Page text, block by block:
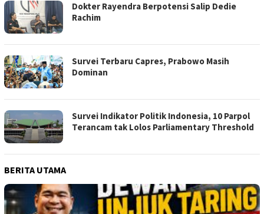
Dokter Rayendra Berpotensi Salip Dedie
Rachim
Survei Terbaru Capres, Prabowo Masih
Dominan
Survei Indikator Politik Indonesia, 10 Parpol
Terancam tak Lolos Parliamentary Threshold
BERITA UTAMA